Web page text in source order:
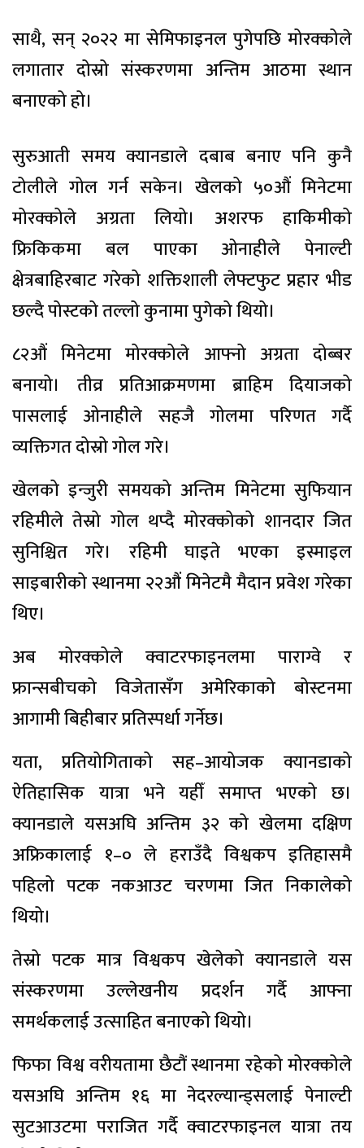
साथै, सन् २०२२ मा सेमिफाइनल पुगेपछि मोरक्कोले
लगातार दोस्रो संस्करणमा अन्तिम आठमा स्थान
बनाएको हो।
सुरुआती समय क्यानडाले दबाब बनाए पनि कुनै
टोलीले गोल गर्न सकेन। खेलको ५०औं मिनेटमा
मोरक्कोले अग्रता लियो। अशरफ हाकिमीको
फ्रिकिकमा बल पाएका ओनाहीले पेनाल्टी
क्षेत्रबाहिरबाट गरेको शक्तिशाली लेफ्टफुट प्रहार भीड
छल्दै पोस्टको तल्लो कुनामा पुगेको थियो।
८२औं मिनेटमा मोरक्कोले आफ्नो अग्रता दोब्बर
बनायो। तीव्र प्रतिआक्रमणमा ब्राहिम दियाजको
पासलाई ओनाहीले सहजै गोलमा परिणत गर्दै
व्यक्तिगत दोस्रो गोल गरे।
खेलको इन्जुरी समयको अन्तिम मिनेटमा सुफियान
रहिमीले तेस्रो गोल थप्दै मोरक्कोको शानदार जित
सुनिश्चित गरे। रहिमी घाइते भएका इस्माइल
साइबारीको स्थानमा २२औं मिनेटमै मैदान प्रवेश गरेका
थिए।
अब मोरक्कोले क्वाटरफाइनलमा पाराग्वे र
फ्रान्सबीचको विजेतासँग अमेरिकाको बोस्टनमा
आगामी बिहीबार प्रतिस्पर्धा गर्नेछ।
यता, प्रतियोगिताको सह–आयोजक क्यानडाको
ऐतिहासिक यात्रा भने यहीँ समाप्त भएको छ।
क्यानडाले यसअघि अन्तिम ३२ को खेलमा दक्षिण
अफ्रिकालाई १–० ले हराउँदै विश्वकप इतिहासमै
पहिलो पटक नकआउट चरणमा जित निकालेको
थियो।
तेस्रो पटक मात्र विश्वकप खेलेको क्यानडाले यस
संस्करणमा उल्लेखनीय प्रदर्शन गर्दै आफ्ना
समर्थकलाई उत्साहित बनाएको थियो।
फिफा विश्व वरीयतामा छैटौं स्थानमा रहेको मोरक्कोले
यसअघि अन्तिम १६ मा नेदरल्यान्ड्सलाई पेनाल्टी
सुटआउटमा पराजित गर्दै क्वाटरफाइनल यात्रा तय